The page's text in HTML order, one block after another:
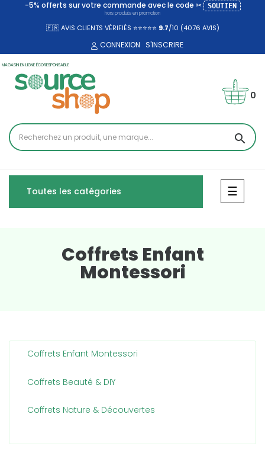
-5% offerts sur votre commande avec le code ✂ SOUTIEN
hors produits en promotion
🇫🇷 AVIS CLIENTS VÉRIFIÉS ⭐⭐⭐⭐⭐ 9.7/10 (4076 AVIS)
CONNEXION S'INSCRIRE
MAGASIN EN LIGNE ÉCORESPONSABLE
search
0
Toutes les catégories ☰
Coffrets Enfant
Montessori
Coffrets Enfant Montessori
Coffrets Beauté & DIY
Coffrets Nature & Découvertes